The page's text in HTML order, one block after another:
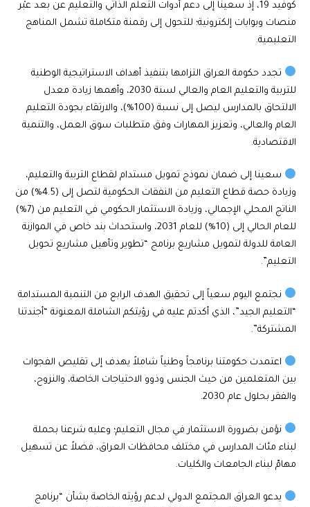
كوفيد 19، إذ سعينا إلى دعم أدوات التعلم الذاتي والتعليم عن بعد عبْر
منصات وبوابات إلكترونية؛ للتحول إلى رقمنة متكاملة تشمل المناهج
التعليمية.
تجدد حكومة العراق التزامها بتنفيذ أهداف الاستراتيجية الوطنية
للتربية والتعليم العام والعالي لسنة 2030، وأهمها زيادة معدل
الالتحاق بالمدارس ليصل إلى نسبة (100%)، والارتقاء بجودة التعليم
العام والعالي، وتعزيز المهارات وفق متطلبات سوق العمل، والتنمية
الاقتصادية.
سعينا إلى ضمان نموذج تمويل مستدام لقطاع التربية والتعليم،
وزيادة حصة قطاع التعليم من النفقات الحكومية لتصل إلى (4.5%) من
الناتج المحلي الإجمالي، وزيادة الاستثمار الحكومي في التعليم من (7%)
للعام الحالي إلى (10%) للعام 2031، واستحداث بند خاص في الموازنة
العامة للدولة لتمويل مشاريع برنامج “تطوير وتأهيل مشاريع تحويل
التعليم”.
نجتمع اليوم سعياً إلى تحقيق الهدف الرابع من التنمية المستدامة
“التعليم الجيد”، الذي أكدتم عليه في رؤيتكم الشاملة المعنونة “أجندتنا
المشتركة”.
اعتمدت حكومتنا برنامجاً وطنياً شاملاً يهدف إلى تقليص الفجوات
بين المتعلمين من حيث الجنس وذوو الاحتياجات الخاصة، والنزوح،
والفقر بحلول عام 2030.
نؤمن بضرورة الاستثمار في مجال التعليم؛ وعليه شرعنا بحملة
لبناء مئات المدارس في مختلف محافظات العراق، فضلاً عن تسهيل
مهامّ لبناء الجامعات والكليات.
يدعو العراق المجتمع الدولي لدعم رؤيته الخاصة بشأن “برنامج